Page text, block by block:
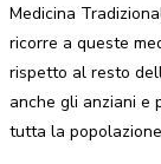
Medicina
ricorre a queste
rispetto al resto
anche gli anziani e
tutta la